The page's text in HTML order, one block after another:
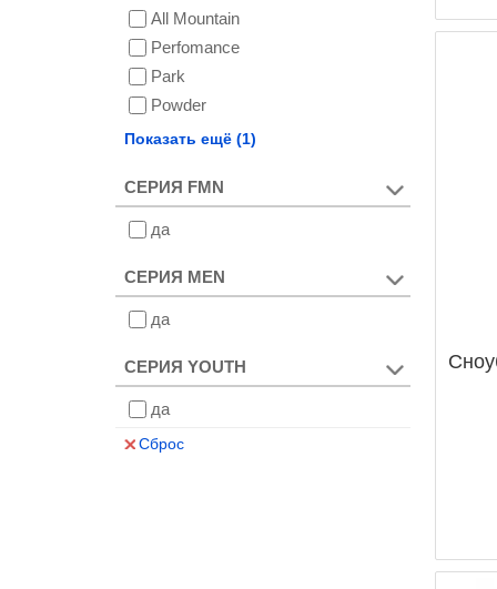
Warpspeed
All Mountain
Perfomance
Park
Powder
Urban
Показать ещё (1)
СЕРИЯ FMN
да
СЕРИЯ MEN
да
СЕРИЯ YOUTH
да
Сброс